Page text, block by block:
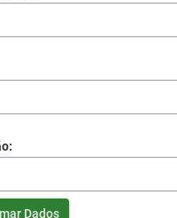
Dados